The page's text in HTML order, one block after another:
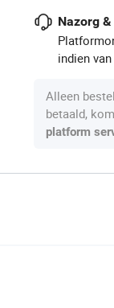
Nazorg
indien
Alleen
betaald,
platform